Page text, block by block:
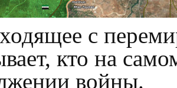
с
кто на
войны.